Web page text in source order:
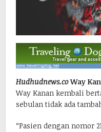
Hudhudnews.coWay
Way Kanan kembali
sebulan tidak ada
“Pasien dengan nomor